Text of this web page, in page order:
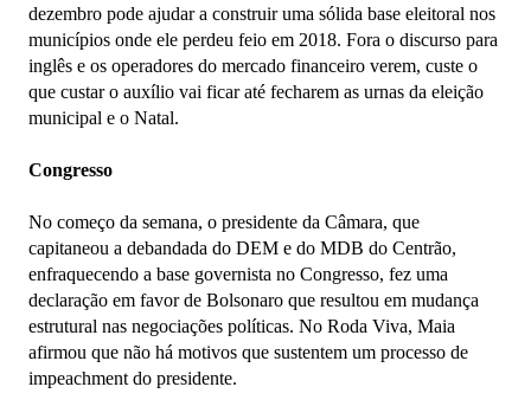
dezembro pode ajudar a construir uma sólida base eleitoral nos
municípios onde ele perdeu feio em 2018. Fora o discurso para
inglês e os operadores do mercado financeiro verem, custe o
que custar o auxílio vai ficar até fecharem as urnas da eleição
municipal e o Natal.
Congresso
No começo da semana, o presidente da Câmara, que
capitaneou a debandada do DEM e do MDB do Centrão,
enfraquecendo a base governista no Congresso, fez uma
declaração em favor de Bolsonaro que resultou em mudança
estrutural nas negociações políticas. No Roda Viva, Maia
afirmou que não há motivos que sustentem um processo de
impeachment do presidente.